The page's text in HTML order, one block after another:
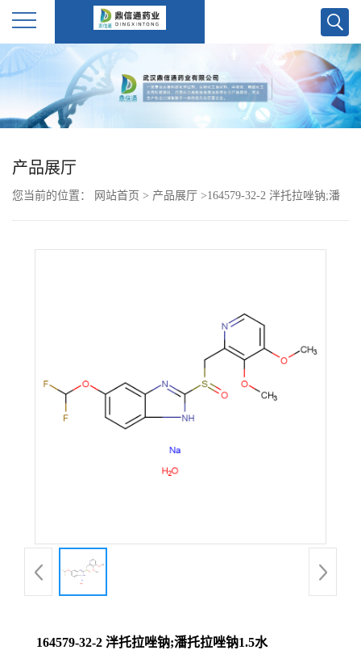
公
产
产品展厅
您当前的位置： 网站首页 > 产品展厅 >164579-32-2 泮托拉唑钠;潘
164579-32-2 泮托拉唑钠;潘托拉唑钠1.5水